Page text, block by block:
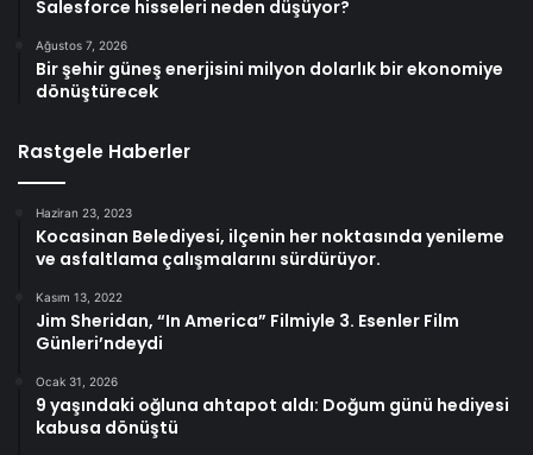
Salesforce hisseleri neden düşüyor?
Ağustos 7, 2026
Bir şehir güneş enerjisini milyon dolarlık bir ekonomiye
dönüştürecek
Rastgele Haberler
Haziran 23, 2023
Kocasinan Belediyesi, ilçenin her noktasında yenileme
ve asfaltlama çalışmalarını sürdürüyor.
Kasım 13, 2022
Jim Sheridan, “In America” Filmiyle 3. Esenler Film
Günleri’ndeydi
Ocak 31, 2026
9 yaşındaki oğluna ahtapot aldı: Doğum günü hediyesi
kabusa dönüştü